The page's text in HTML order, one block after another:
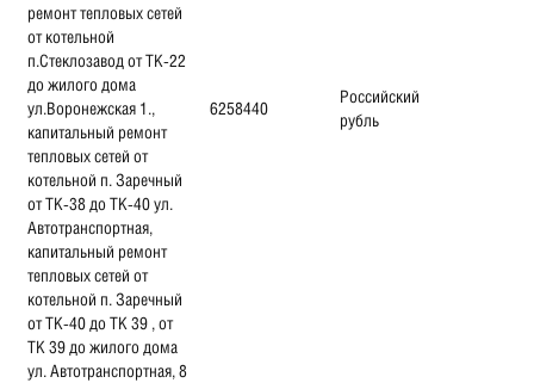
ремонт тепловых сетей
от котельной
п.Стеклозавод от ТК-22
до жилого дома
ул.Воронежская 1.,
капитальный ремонт
тепловых сетей от
котельной п. Заречный
от ТК-38 до ТК-40 ул.
Автотранспортная,
капитальный ремонт
тепловых сетей от
котельной п. Заречный
от ТК-40 до ТК 39 , от
ТК 39 до жилого дома
ул. Автотранспортная, 8
6258440
Российский
рубль